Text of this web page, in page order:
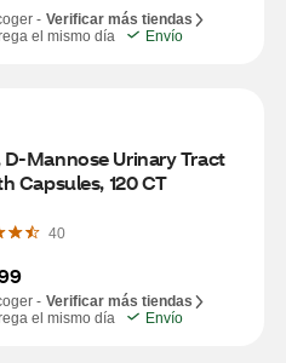
- Verificar más tiendas
el mismo día
Envío
D-Mannose Urinary Tract
Capsules, 120 CT
40
- Verificar más tiendas
el mismo día
Envío